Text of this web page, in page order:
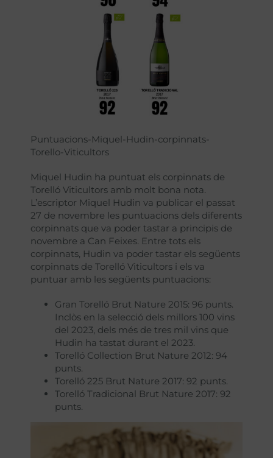
Puntuacions-Miquel-Hudin-corpinnats-
Torello-Viticultors
Miquel Hudin ha puntuat els corpinnats de
Torelló Viticultors amb molt bona nota.
L’escriptor Miquel Hudin va publicar el passat
27 de novembre les puntuacions dels diferents
corpinnats que va poder tastar a principis de
novembre a Can Feixes. Entre tots els
corpinnats, Hudin va poder tastar els següents
corpinnats de Torelló Viticultors i els va
puntuar amb les següents puntuacions:
Gran Torelló Brut Nature 2015: 96 punts.
Inclòs en la selecció dels millors 100 vins
del 2023, dels més de tres mil vins que
Hudin ha tastat durant el 2023.
Torelló Collection Brut Nature 2012: 94
punts.
Torelló 225 Brut Nature 2017: 92 punts.
Torelló Tradicional Brut Nature 2017: 92
punts.